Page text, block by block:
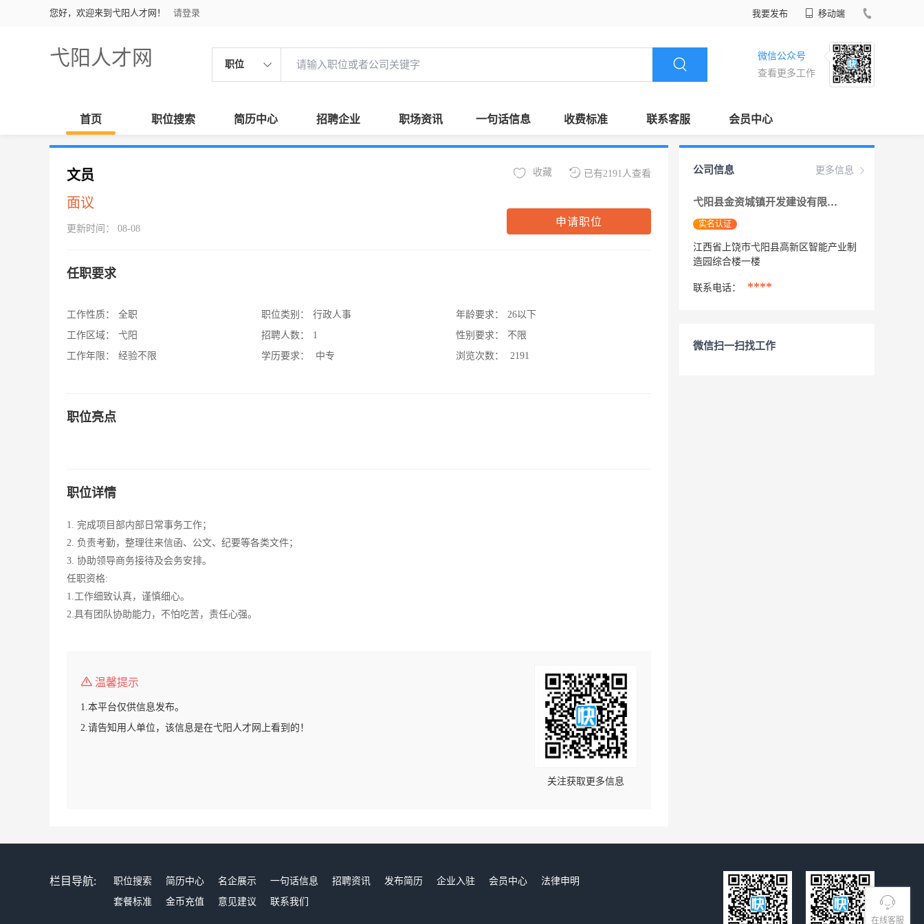
您好，欢迎来到弋阳人才网！ 请登录 我要发布 移动端
弋阳人才网 职位
微信公众号
查看更多工作
首页 职位搜索 简历中心 招聘企业 职场资讯 一句话信息 收费标准 联系客服 会员中心
在线客服
文员
面议
更新时间： 08-08
已有2191人查看
收藏
申请职位
任职要求
工作性质：
全职
工作区域：
弋阳
工作年限：
经验不限
职位类别：
行政人事
招聘人数：
1
学历要求：
中专
年龄要求：
26以下
性别要求：
不限
浏览次数：
2191
职位亮点
职位详情
1. 完成项目部内部日常事务工作；
2. 负责考勤，整理往来信函、公文、纪要等各类文件；
3. 协助领导商务接待及会务安排。
任职资格:
1.工作细致认真，谨慎细心。
2.具有团队协助能力，不怕吃苦，责任心强。
温馨提示
1.本平台仅供信息发布。
2.请告知用人单位，该信息是在弋阳人才网上看到的！
关注获取更多信息
更多信息
公司信息
弋阳县金资城镇开发建设有限公司
实名认证
江西省上饶市弋阳县高新区智能产业制
造园综合楼一楼
联系电话： ****
微信扫一扫找工作
栏目导航: 职位搜索 简历中心 名企展示 一句话信息 招聘资讯 发布简历 企业入驻 会员中心
法律申明
套餐标准
金币充值 意见建议 联系我们